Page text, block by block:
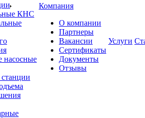
КНС
насосные
Компания
О компании
Партнеры
Вакансии
Сертификаты
Документы
Отзывы
Услуги